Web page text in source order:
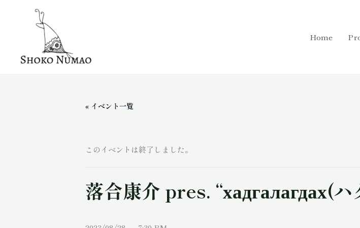
Home
« イベント一覧
このイベントは終了しました。
落合康介 pres. “хадгалагдах(